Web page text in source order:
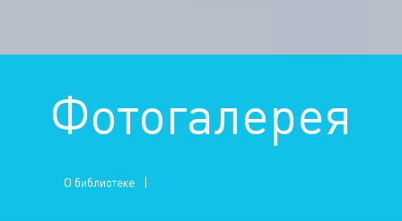
Фотогалерея
О библиотеке